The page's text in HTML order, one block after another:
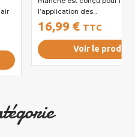
l’application des...
16,99 € TTC
Voir le produit